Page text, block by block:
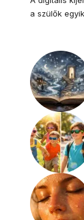
a szülők